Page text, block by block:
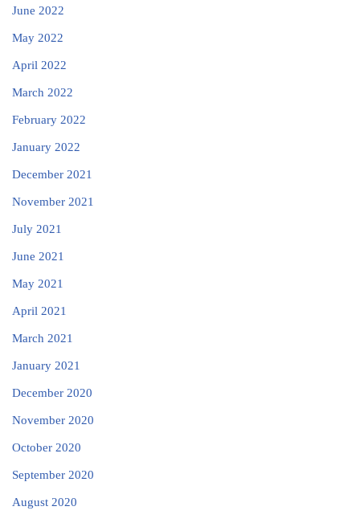
June 2022
May 2022
April 2022
March 2022
February 2022
January 2022
December 2021
November 2021
July 2021
June 2021
May 2021
April 2021
March 2021
January 2021
December 2020
November 2020
October 2020
September 2020
August 2020